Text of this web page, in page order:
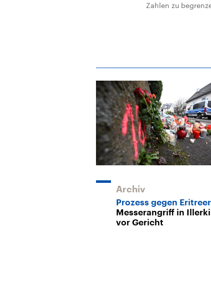
Zahlen zu
Archiv
Prozess gegen Eritreer
Messerangriff in
vor Gericht